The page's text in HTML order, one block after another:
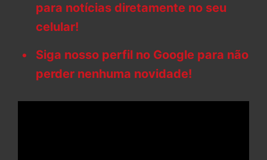
para notícias diretamente no seu
celular!
Siga nosso perfil no Google para não
perder nenhuma novidade!